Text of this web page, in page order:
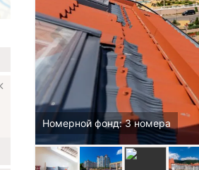
Номерной фонд: 3 номера